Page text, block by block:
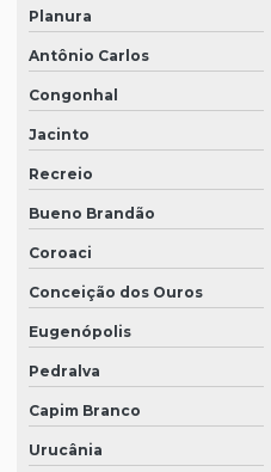
Planura
Antônio Carlos
Congonhal
Jacinto
Recreio
Bueno Brandão
Coroaci
Conceição dos Ouros
Eugenópolis
Pedralva
Capim Branco
Urucânia